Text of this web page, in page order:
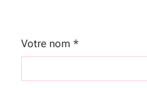
Votre nom *